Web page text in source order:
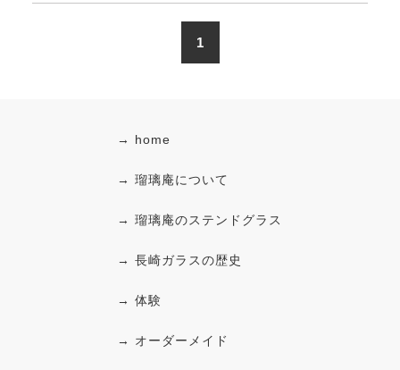
1
→ home
→ 瑠璃庵について
→ 瑠璃庵のステンドグラス
→ 長崎ガラスの歴史
→ 体験
→ オーダーメイド